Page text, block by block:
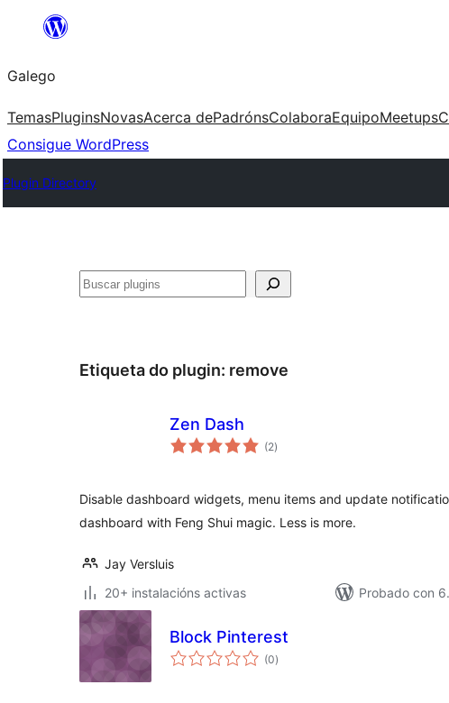
Saltar
contido
Galego
TemasPluginsNovasAcerca dePadrónsColaboraEquipoMeetups
Consigue WordPress
Plugin Directory
Buscar
Etiqueta do plugin: remove
Zen Dash
(2valoracións
totais
)
Disable dashboard widgets, menu items and update
dashboard with Feng Shui magic. Less is more.
Jay Versluis
20+ instalacións activas
Probado con
Block Pinterest
(0valoracións
totais
)